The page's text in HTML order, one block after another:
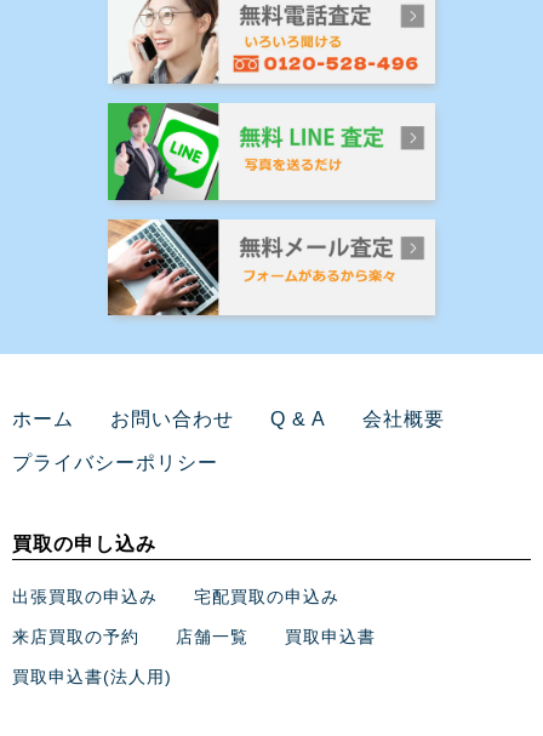
ホーム お問い合わせ Q & A 会社概要
プライバシーポリシー
買取の申し込み
出張買取の申込み 宅配買取の申込み
来店買取の予約 店舗一覧 買取申込書
買取申込書(法人用)